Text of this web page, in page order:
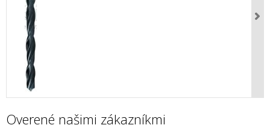
Overené našimi zákazníkmi